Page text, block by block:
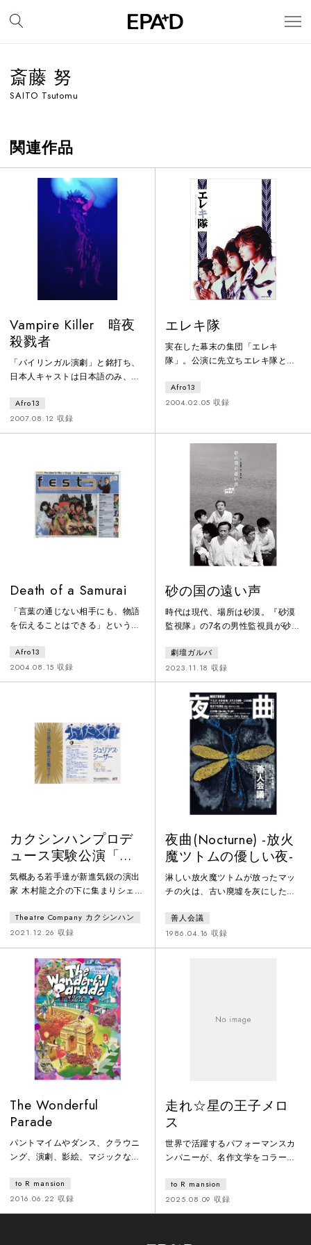
斎藤 努
SAITO Tsutomu
関連作品
Vampire Killer 暗夜
殺戮者
「バイリンガル演劇」と銘打ち、
日本人キャストは日本語のみ、台
することで、互いの国で上演した
ときに、台湾公演時は観客の殆ど
は日本語キャストの言っているこ
化」の壁というべきものを、「人
間」と「モンスター」の物語に置
き換え描いた意欲作です。
Afro13
2007.08.12 収録
エレキ隊
実在した幕末の集団「エレキ
隊」。公演に先立ちエレキ隊とい
し、ライブ活動を開始。バンドと
演劇の垣根を越えた公演形態を模
バンドの観客の融和を果たした注
目作。
Afro13
2004.02.05 収録
Death of a Samurai
「言葉の通じない相手にも、物語
を伝えることはできる」というコ
やゲームのキャラクター性、吉川
英治の宮本武蔵、シェイクスピア
の夏の夜の夢とハムレットをかけ
する力をもつ少女が、人斬り、三
つ目の妖怪、虚無僧、忍者など個
性的なキャラクターと繰り広げる
悲劇。
Afro13
2004.08.15 収録
砂の国の遠い声
時代は現代、場所は砂漠。『砂漠
監視隊』の7名の男性監視員が砂を
る。他には何も起こらない。そん
な中、遠くから聞こえるかすかな
声。その声を聞いた者は砂の向こ
うに姿を消していく。たいていが
帰ってこない。帰ってきた者も、
その間の記憶が消えている。残さ
れた者は恐れ慄く。自分たちもい
つか、あの声を聞くかもしれない
劇壇ガルバ
2023.11.18 収録
カクシンハンプロデ
ュース実験公演「ジ
ュリアス・シーザ
ー」
気概ある若手達が新進気鋭の演出
家 木村龍之介の下に集まりシェイ
る。これからの日本のシェイクス
ピア作品を担う若手たちの挑戦を
目撃せよ！ーーーーーーーージュ
リアスシーザーあらすじ：共和制
末期のローマ帝国。紀元前44年3
月15日のジュリアス・シーザー暗
殺とその後をめぐる物語。宿敵を
破ったシーザーが民衆の歓呼を浴
びローマへ凱旋する。しかし護民
官や貴族のなかには対抗勢力のな
Theatre Company カクシンハン
2021.12.26 収録
夜曲(Nocturne) -放火
魔ツトムの優しい夜-
淋しい放火魔ツトムが放ったマッ
チの火は、古い廃墟を灰にしただ
た古い物語を甦らせた。ツトムを
巻き込んで、ロマンと愛憎のドラ
マが繰り広げられる。現代の物語
善人会議
1986.04.16 収録
The Wonderful
Parade
パントマイムやダンス、クラウニ
ング、演劇、影絵、マジックな
イデア、様々な視覚的表現、ダイ
ナミックな身体表現で豊かに物語
を描き、子どもから大人まで楽し
to R mansion
2016.06.22 収録
走れ☆星の王子メロ
ス
世界で活躍するパフォーマンスカ
ンパニーが、名作文学をコラージ
作、上演します。友との友情や人
との絆を描いた太宰治の「走れメ
ロス」と、「大切なものは目に見
to R mansion
2025.08.09 収録